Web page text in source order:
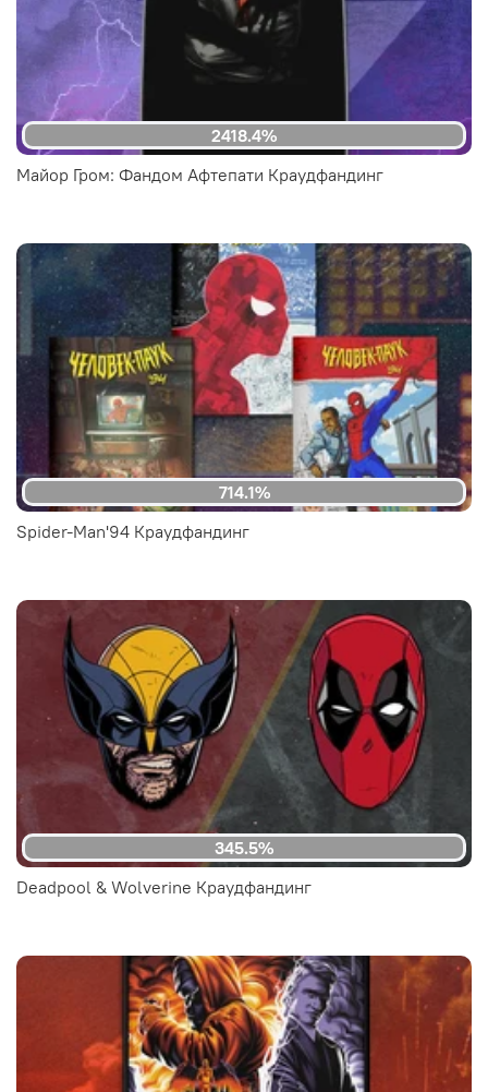
2418.4%
Майор Гром: Фандом Афтепати Краудфандинг
714.1%
Spider-Man'94 Краудфандинг
345.5%
Deadpool & Wolverine Краудфандинг